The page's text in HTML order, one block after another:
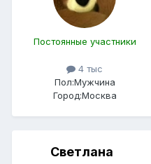
Постоянные участники
4 тыс
Пол:Мужчина
Город:Москва
Светлана